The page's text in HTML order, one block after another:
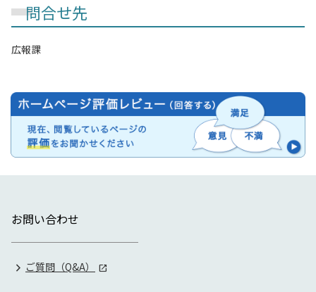
問合せ先
広報課
お問い合わせ
ご質問（Q&A）